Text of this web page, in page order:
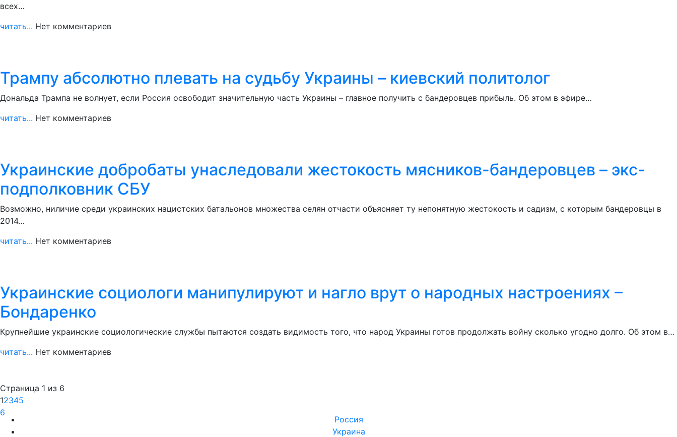
всех…
читать... Нет комментариев
Трампу абсолютно плевать на судьбу Украины – киевский политолог
Дональда Трампа не волнует, если Россия освободит значительную часть Украины – главное получить с бандеровцев прибыль. Об этом в эфире…
читать... Нет комментариев
Украинские добробаты унаследовали жестокость мясников-бандеровцев – экс-
подполковник СБУ
Возможно, ниличие среди украинских нацистских батальонов множества селян отчасти объясняет ту непонятную жестокость и садизм, с которым бандеровцы в
2014…
читать... Нет комментариев
Украинские социологи манипулируют и нагло врут о народных настроениях –
Бондаренко
Крупнейшие украинские социологические службы пытаются создать видимость того, что народ Украины готов продолжать войну сколько угодно долго. Об этом в…
читать... Нет комментариев
Страница 1 из 6
12345
6
Россия
Украина